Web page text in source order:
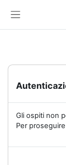
Gli ospiti non
Per